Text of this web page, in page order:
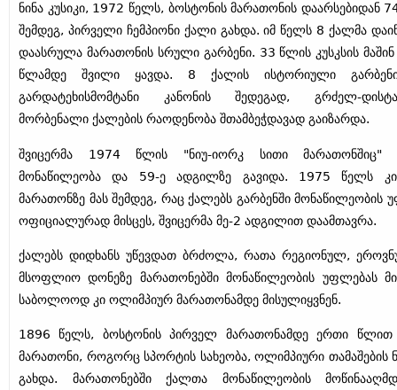
ნინა კუსიკი, 1972 წელს, ბოსტონის მარათონის დაარსებიდან
შემდეგ, პირველი ჩემპიონი ქალი გახდა. იმ წელს 8 ქალმა
დაასრულა მარათონის სრული გარბენი. 33 წლის კუსკსის მაშინ
წლამდე შვილი ყავდა. 8 ქალის ისტორიული
გარდატეხისმომტანი კანონის შედეგად, გრძელ-
მორბენალი ქალების რაოდენობა შთამბეჭდავად გაიზარდა.
შვიცერმა 1974 წლის "ნიუ-იორკ სითი მარათონშიც"
მონაწილეობა და 59-ე ადგილზე გავიდა. 1975 წელს
მარათონზე მას შემდეგ, რაც ქალებს გარბენში მონაწილეობის
ოფიციალურად მისცეს, შვიცერმა მე-2 ადგილით დაამთავრა.
ქალებს დიდხანს უწევდათ ბრძოლა, რათა რეგიონულ,
მსოფლიო დონეზე მარათონებში მონაწილეობის უფლებას
საბოლოოდ კი ოლიმპიურ მარათონამდე მისულიყვნენ.
1896 წელს, ბოსტონის პირველ მარათონამდე ერთი წლით
მარათონი, როგორც სპორტის სახეობა, ოლიმპიური თამაშების
გახდა. მარათონებში ქალთა მონაწილეობის